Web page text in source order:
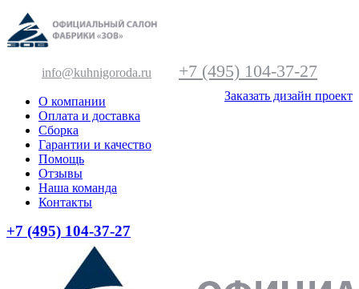
info@kuhnigoroda.ru +7 (495) 104-37-27
Заказать дизайн проект
О компании
Оплата и доставка
Сборка
Гарантии и качество
Помощь
Отзывы
Наша команда
Контакты
+7 (495) 104-37-27